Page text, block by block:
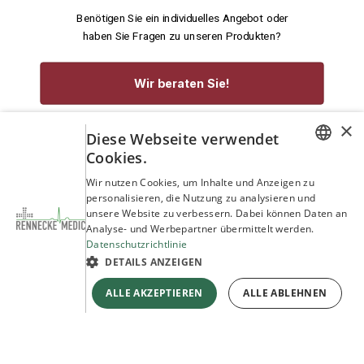
Benötigen Sie ein individuelles Angebot oder
haben Sie Fragen zu unseren Produkten?
Wir beraten Sie!
service@rennecke-medic.com +49 1573 933272
ENGLISH
×
Diese Webseite verwendet
Cookies.
Wir nutzen Cookies, um Inhalte und Anzeigen zu
personalisieren, die Nutzung zu analysieren und
unsere Website zu verbessern. Dabei können Daten an
Analyse- und Werbepartner übermittelt werden.
Datenschutzrichtlinie
DETAILS ANZEIGEN
ALLE AKZEPTIEREN ALLE ABLEHNEN